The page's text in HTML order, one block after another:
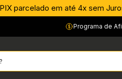
PIX parcelado em até 4x sem
Programa de